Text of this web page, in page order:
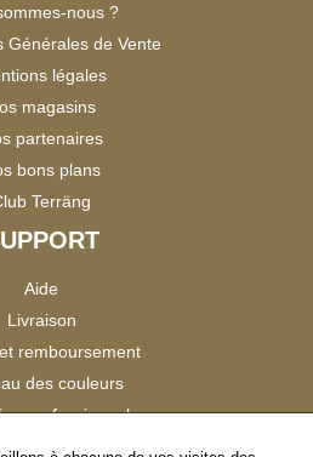
nous ?
Générales de Vente
légales
magasins
partenaires
bons plans
Terräng
Aide
Livraison
remboursement
des couleurs
professionnels